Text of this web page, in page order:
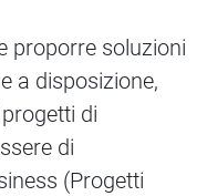
proporre soluzioni
a disposizione,
di
di
(Progetti